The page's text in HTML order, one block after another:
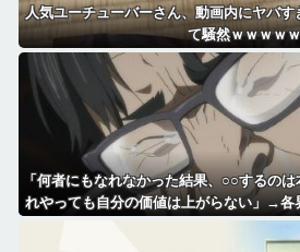
人気ユーチューバーさん、動画内にヤバ
て騒然ｗｗｗｗｗ
「何者にもなれなかった結果、○○するの
れやっても自分の価値は上がらない」→各